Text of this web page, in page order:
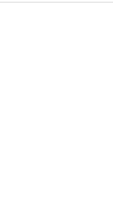
deutsche